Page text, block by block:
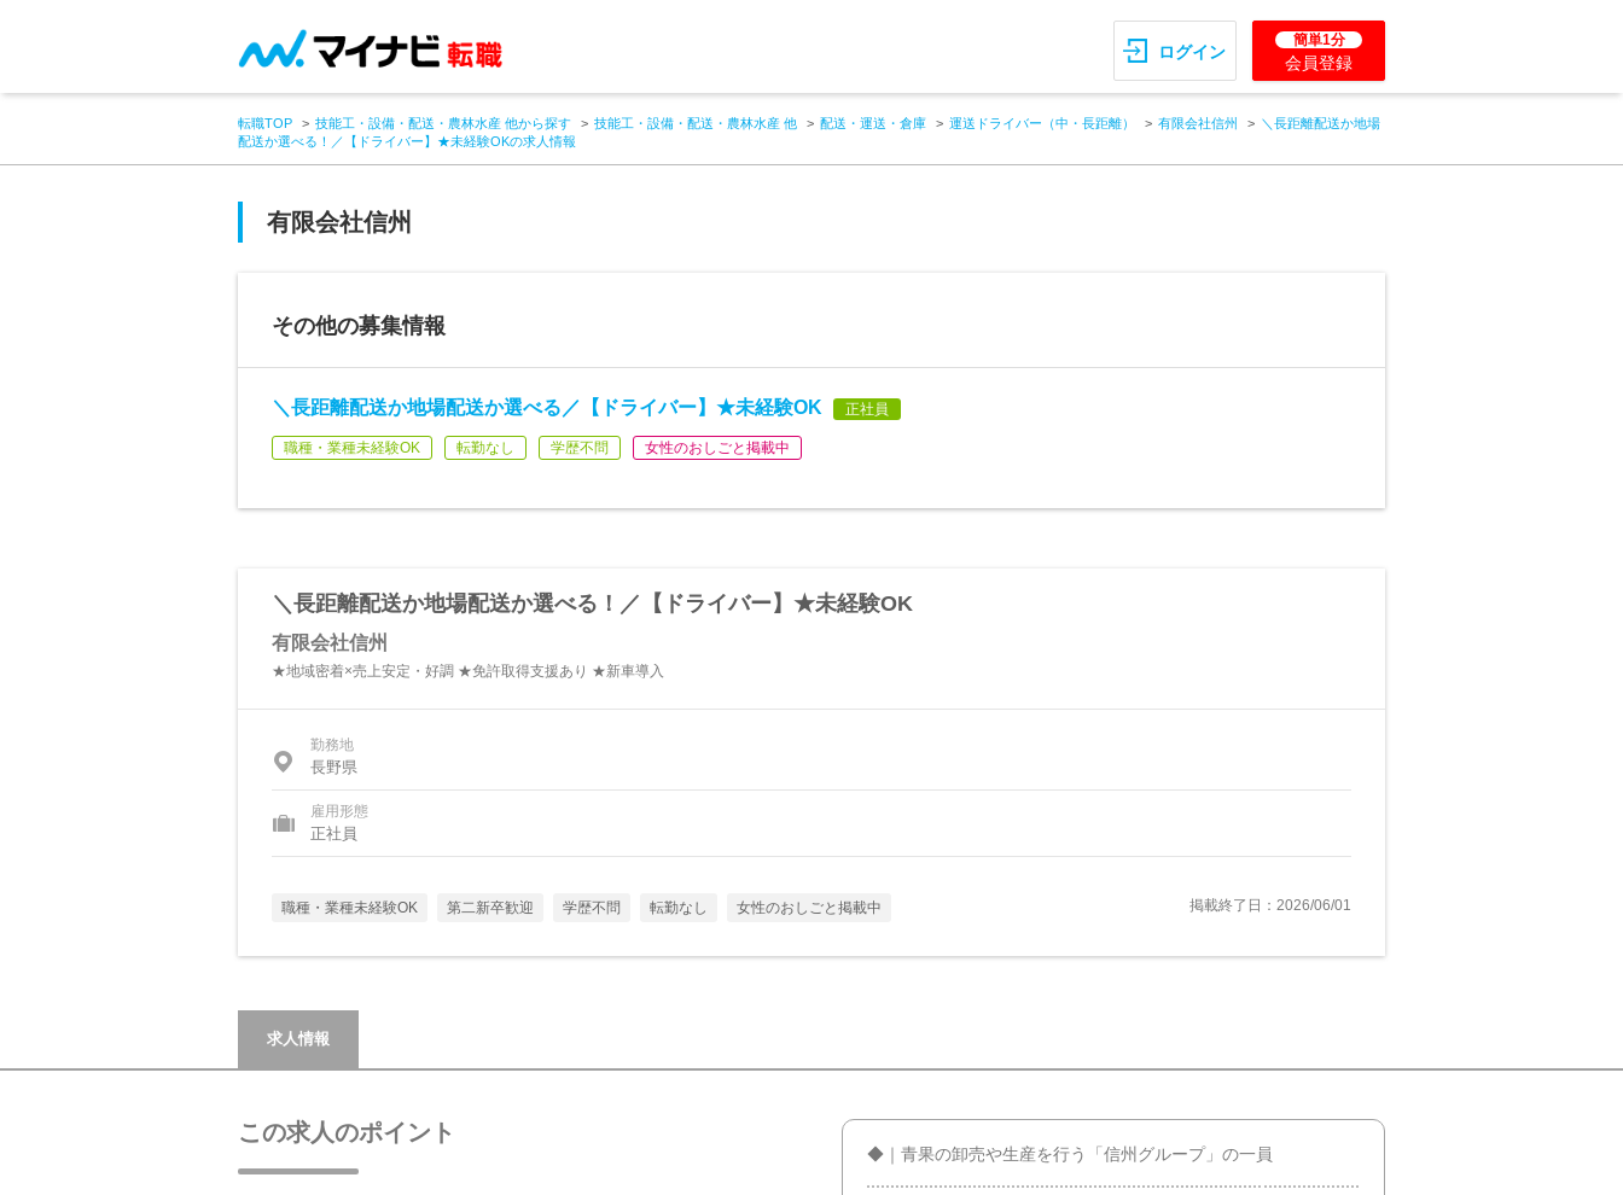
ログイン
簡単1分
会員登録
転職TOP 技能工・設備・配送・農林水産 他から探す 技能工・設備・配送・農林水産 他 配送・運送・倉庫 運送ドライバー（中・長距離） 有限会社信州
＼長距離配送か地場
配送か選べる！／【ドライバー】★未経験OKの求人情報
有限会社信州
その他の募集情報
＼長距離配送か地場配送か選べる／【ドライバー】★未経験OK 正社員
職種・業種未経験OK 転勤なし 学歴不問 女性のおしごと掲載中
＼長距離配送か地場配送か選べる！／【ドライバー】★未経験OK
有限会社信州
★地域密着×売上安定・好調 ★免許取得支援あり ★新車導入
勤務地
長野県
雇用形態
正社員
職種・業種未経験OK 第二新卒歓迎 学歴不問 転勤なし 女性のおしごと掲載中 掲載終了日：2026/06/01
求人情報
この求人のポイント
◆｜青果の卸売や生産を行う「信州グループ」の一員